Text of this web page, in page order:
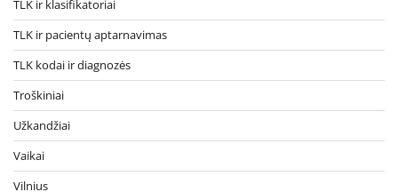
TLK ir klasifikatoriai
TLK ir pacientų aptarnavimas
TLK kodai ir diagnozės
Troškiniai
Užkandžiai
Vaikai
Vilnius